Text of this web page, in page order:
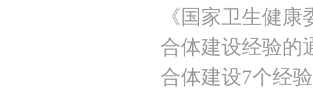
《国家卫生健
合体建设经验的
合体建设7个经